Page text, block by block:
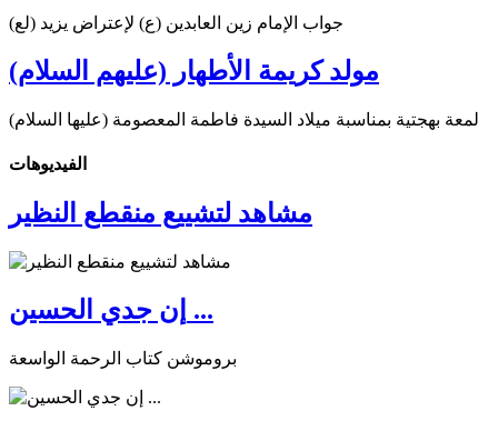
جواب الإمام زين العابدين (ع) لإعتراض يزيد (لع)
مولد كريمة الأطهار (عليهم السلام)
لمعة بهجتية بمناسبة ميلاد السيدة فاطمة المعصومة (عليها السلام)
الفیدیوهات
مشاهد لتشييع منقطع النظير
إن جدي الحسين ...
بروموشن كتاب الرحمة الواسعة